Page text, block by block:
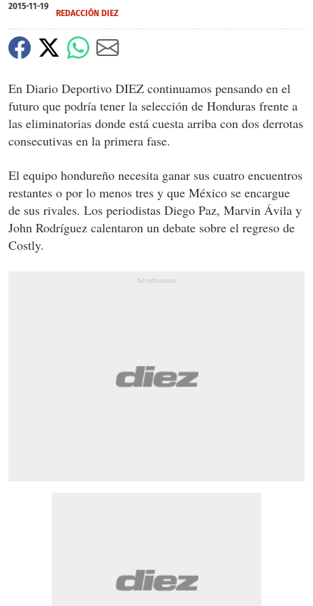
2015-11-19
REDACCIÓN DIEZ
En Diario Deportivo DIEZ continuamos pensando en el
futuro que podría tener la selección de Honduras frente a
las eliminatorias donde está cuesta arriba con dos derrotas
consecutivas en la primera fase.
El equipo hondureño necesita ganar sus cuatro encuentros
restantes o por lo menos tres y que México se encargue
de sus rivales. Los periodistas Diego Paz, Marvin Ávila y
John Rodríguez calentaron un debate sobre el regreso de
Costly.